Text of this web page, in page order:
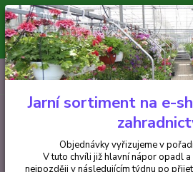
Minimální hodnota pro odeslání z
V tuto chvíli již hlavní nápor objednávek
nejpozději v následujícím týdnu po
vyřizujeme v pořadí, v
CZK
+420 602 223 614
Jarní sortiment na e-
Objednávky vyřizujeme v
V tuto chvíli již hlavní nápor opadl a
nejpozději v následujícím týdnu po